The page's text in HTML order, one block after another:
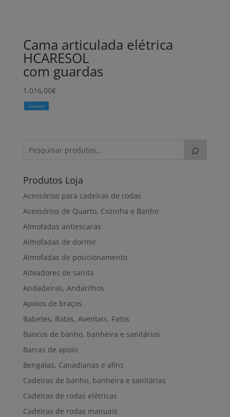
Cama articulada elétrica
HCARESOL
com guardas
1.016,00€
Comprar
Produtos Loja
Acessórios para cadeiras de rodas
Acessórios de Quarto, Cozinha e Banho
Almofadas antiescaras
Almofadas de dormir
Almofadas de posicionamento
Alteadores de sanita
Andadeiras, Andarilhos
Apoios de braços
Babetes, Batas, Aventais, Fatos
Bancos de banho, banheira e sanitários
Barras de apoio
Bengalas, Canadianas e afins
Cadeiras de banho, banheira e sanitárias
Cadeiras de rodas elétricas
Cadeiras de rodas manuais